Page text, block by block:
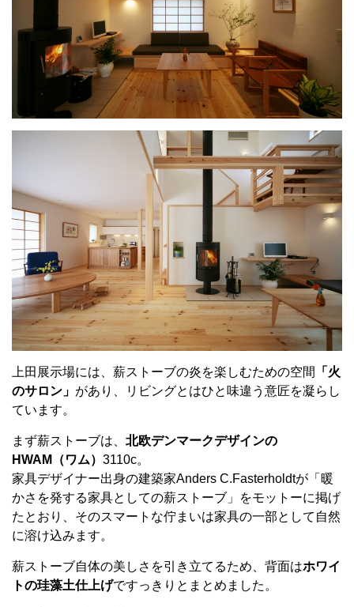
上田展示場には、薪ストーブの炎を楽しむための空間
「火
のサロン」 があり、リビングとはひと味違う意匠を凝らし
ています。
まず薪ストーブは、 北欧デンマークデザインの
HWAM（ワム） 3110c。
家具デザイナー出身の建築家Anders C.Fasterholdtが「暖
かさを発する家具としての薪ストーブ」をモットーに掲げ
たとおり、そのスマートな佇まいは家具の一部として自然
に溶け込みます。
薪ストーブ自体の美しさを引き立てるため、背面はホワイ
トの珪藻土仕上げですっきりとまとめました。